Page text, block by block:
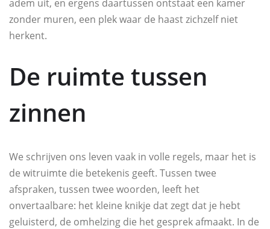
adem uit, en ergens daartussen ontstaat een kamer
zonder muren, een plek waar de haast zichzelf niet
herkent.
De ruimte tussen
zinnen
We schrijven ons leven vaak in volle regels, maar het is
de witruimte die betekenis geeft. Tussen twee
afspraken, tussen twee woorden, leeft het
onvertaalbare: het kleine knikje dat zegt dat je hebt
geluisterd, de omhelzing die het gesprek afmaakt. In de